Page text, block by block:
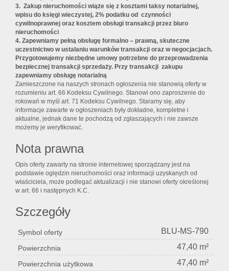
3. Zakup nieruchomości wiąże się z kosztami taksy notarialnej,
wpisu do księgi wieczystej, 2% podatku od czynności
cywilnoprawnej oraz kosztem obsługi transakcji przez biuro
nieruchomości
4. Zapewniamy pełną obsługę formalno – prawną, skuteczne
uczestnictwo w ustalaniu warunków transakcji oraz w negocjacjach.
Przygotowujemy niezbędne umowy potrzebne do przeprowadzenia
bezpiecznej transakcji sprzedaży. Przy transakcji zakupu
zapewniamy obsługę notarialną
Zamieszczone na naszych stronach ogłoszenia nie stanowią oferty w
rozumieniu art. 66 Kodeksu Cywilnego. Stanowi ono zaproszenie do
rokowań w myśl art. 71 Kodeksu Cywilnego. Staramy się, aby
informacje zawarte w ogłoszeniach były dokładne, kompletne i
aktualne, jednak dane te pochodzą od zgłaszających i nie zawsze
możemy je weryfikować.
Nota prawna
Opis oferty zawarty na stronie internetowej sporządzany jest na
podstawie oględzin nieruchomości oraz informacji uzyskanych od
właściciela, może podlegać aktualizacji i nie stanowi oferty określonej
w art. 66 i następnych K.C.
Szczegóły
Symbol oferty BLU-MS-790
Powierzchnia 47,40 m²
Powierzchnia użytkowa 47,40 m²